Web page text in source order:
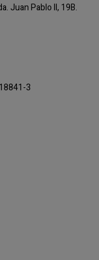
Juan Pablo II, 19B.
3